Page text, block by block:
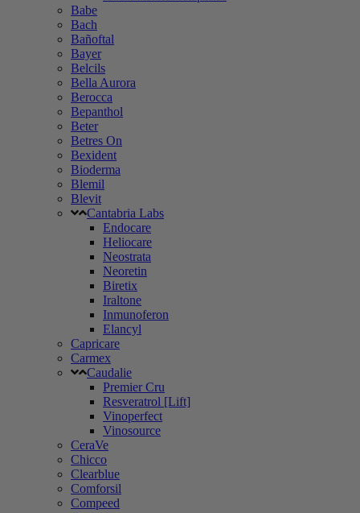
Babe
Bach
Bañoftal
Bayer
Belcils
Bella Aurora
Berocca
Bepanthol
Beter
Betres On
Bexident
Bioderma
Blemil
Blevit
Cantabria Labs
Endocare
Heliocare
Neostrata
Neoretin
Biretix
Iraltone
Inmunoferon
Elancyl
Capricare
Carmex
Caudalie
Premier Cru
Resveratrol [Lift]
Vinoperfect
Vinosource
CeraVe
Chicco
Clearblue
Comforsil
Compeed